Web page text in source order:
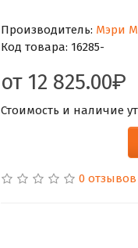
Производитель: Мэри
Код товара: 16285-
от 12 825.00
Стоимость и наличие
0 отзывов